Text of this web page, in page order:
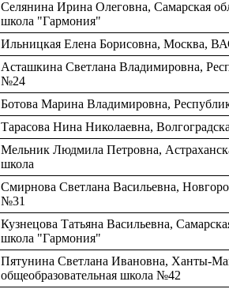
Селянина Ирина Олеговна, Самарская
школа "Гармония"
Ильницкая Елена Борисовна, Москва,
Асташкина Светлана Владимировна,
№24
Ботова Марина Владимировна,
Тарасова Нина Николаевна,
Мельник Людмила Петровна,
школа
Смирнова Светлана Васильевна,
№31
Кузнецова Татьяна Васильевна,
школа "Гармония"
Пятунина Светлана Ивановна, Ханты-
общеобразовательная школа №42